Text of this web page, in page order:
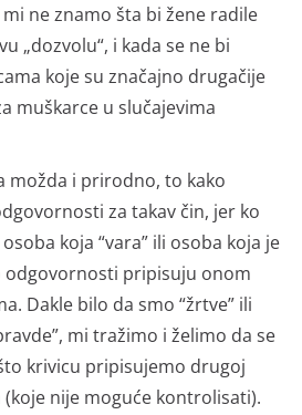
ne znamo šta bi žene radile
„dozvolu“, i kada se ne bi
koje su značajno drugačije
muškarce u slučajevima
možda i prirodno, to kako
za takav čin, jer ko
koja “vara” ili osoba koja je
odgovornosti pripisuju onom
Dakle bilo da smo “žrtve” ili
mi tražimo i želimo da se
krivicu pripisujemo drugoj
nije moguće kontrolisati).